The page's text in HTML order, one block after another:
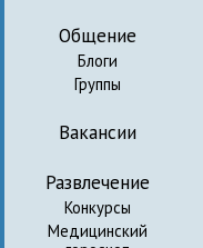
Общение
Блоги
Группы
Вакансии
Развлечение
Конкурсы
Медицинский